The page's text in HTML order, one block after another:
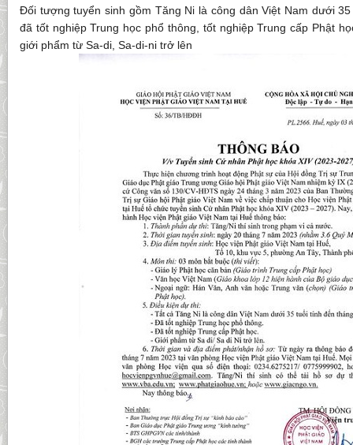
Đối tượng tuyển sinh gồm Tăng Ni là công dân Việt Nam dưới
đã tốt nghiệp Trung học phổ thông, tốt nghiệp Trung cấp Phật
giới phẩm từ Sa-di, Sa-di-ni trở lên